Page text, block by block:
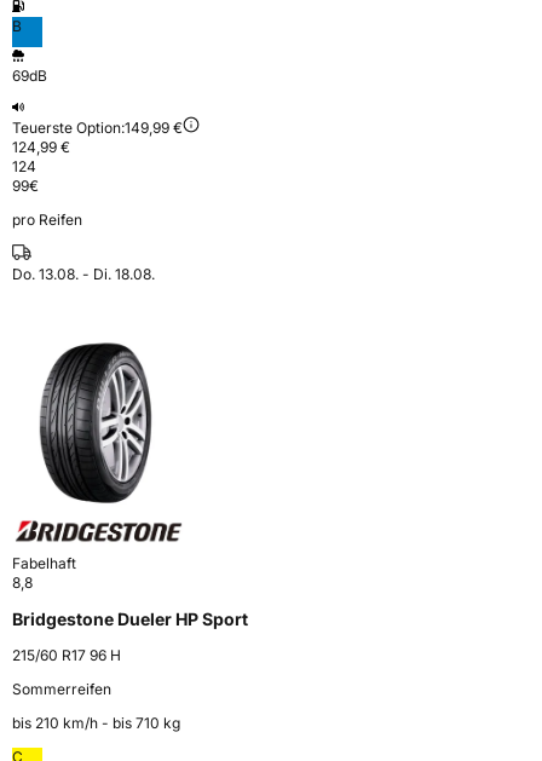
B
69dB
Teuerste Option:149,99 €
124,99 €
124
99€
pro Reifen
Do. 13.08. - Di. 18.08.
Fabelhaft
8,8
Bridgestone Dueler HP Sport
215/60 R17 96 H
Sommerreifen
bis 210 km⁠/⁠h - bis 710 kg
C